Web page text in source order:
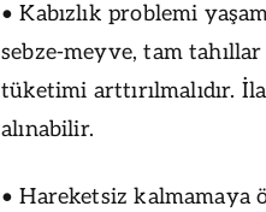
• Kabızlık problemi
sebze-meyve, tam
tüketimi arttırılmalıdır.
alınabilir.
• Hareketsiz kalmamaya